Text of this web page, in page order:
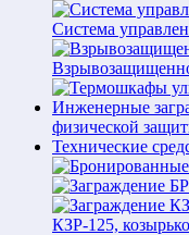
Система
Инженерные
физической
Технические
КЗР-125,